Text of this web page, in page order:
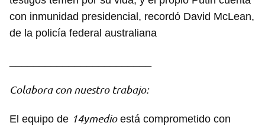
con inmunidad presidencial, recordó David McLean,
de la policía federal australiana
Colabora con nuestro trabajo:
El equipo de 14ymedioestá comprometido con